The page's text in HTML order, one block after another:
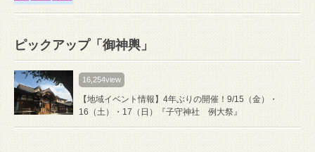
ピックアップ「御神輿」
16,254view
【地域イベント情報】4年ぶりの開催！9/15（金）・
16（土）・17（日）『子守神社 例大祭』